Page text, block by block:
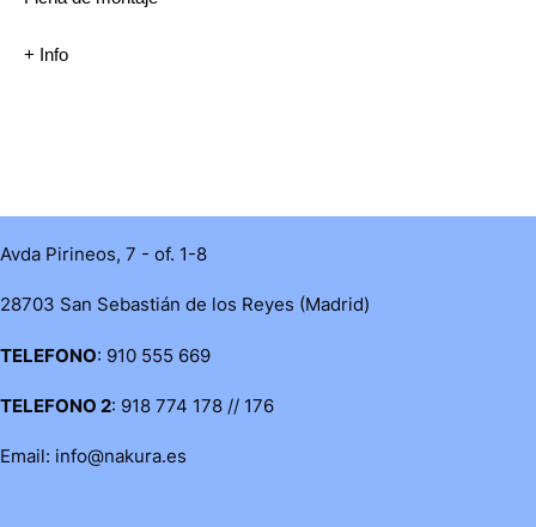
+ Info
Avda Pirineos, 7 - of. 1-8
28703 San Sebastián de los Reyes (Madrid)
TELEFONO: 910 555 669
TELEFONO 2: 918 774 178 // 176
Email: info@nakura.es